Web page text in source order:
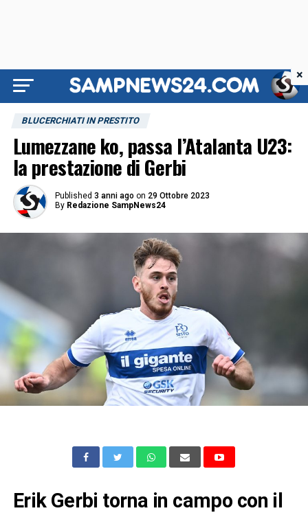
BLUCERCHIATI IN PRESTITO
Lumezzane ko, passa l’Atalanta U23:
la prestazione di Gerbi
Published 3 anni ago on 29 Ottobre 2023
By Redazione SampNews24
Erik Gerbi torna in campo con il
×